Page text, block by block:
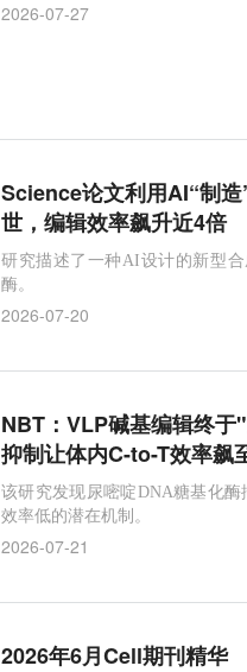
2026-07-27
Science论文利用AI“制
世，编辑效率飙升近4倍
研究描述了一种AI设计的新型
酶。
2026-07-20
NBT：VLP碱基编辑终
抑制让体内C-to-T效率飙
该研究发现尿嘧啶DNA糖基化
效率低的潜在机制。
2026-07-21
2026年6月Cell期刊精华